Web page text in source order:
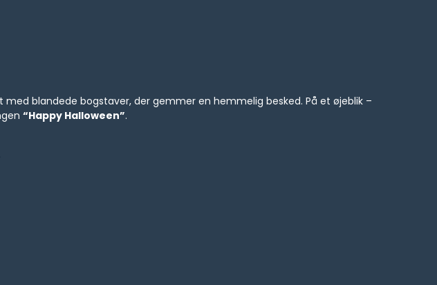
blandede bogstaver, der gemmer en hemmelig besked. På et øjeblik –
“Happy Halloween”.